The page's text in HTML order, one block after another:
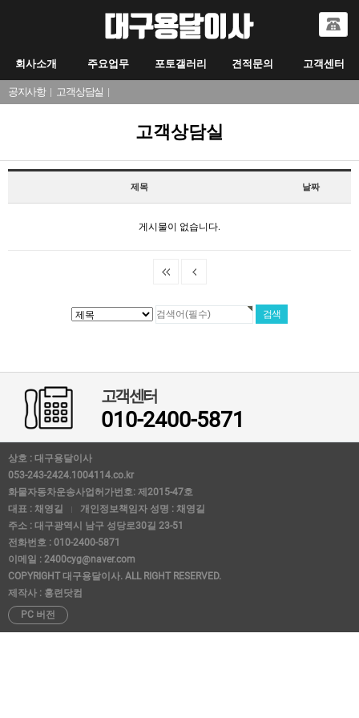
회사소개 주요업무 포토갤러리 견적문의 고객센터
공지사항| 고객상담실 |
고객상담실
제목 날짜
게시물이 없습니다.
고객센터
010-2400-5871
상호 : 대구용달이사
053-243-2424.1004114.co.kr
화물자동차운송사업허가번호: 제2015-47호
대표 : 채영길
개인정보책임자 성명 : 채영길
주소 : 대구광역시 남구 성당로30길 23-51
전화번호 : 010-2400-5871
이메일 : 2400cyg@naver.com
COPYRIGHT 대구용달이사. ALL RIGHT RESERVED.
제작사 : 홍련닷컴
PC 버전